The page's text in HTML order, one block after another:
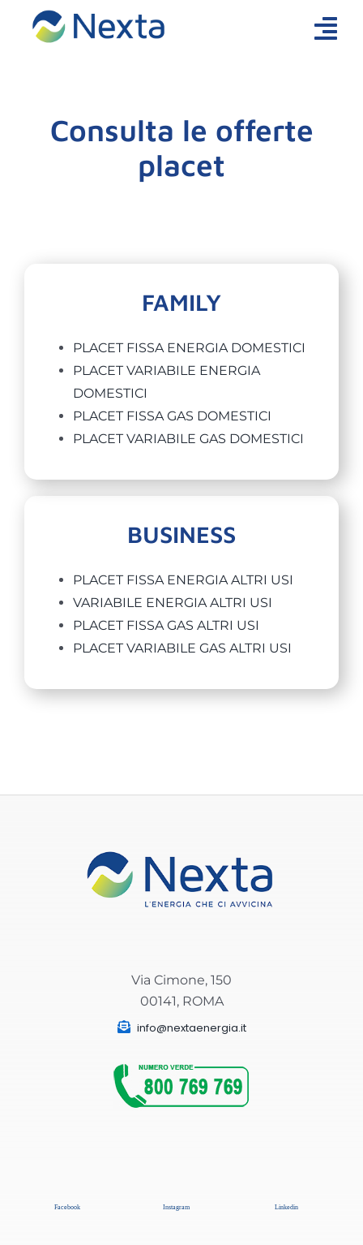
I PianiConsulta le offerte
placet
FAMILY
PLACET FISSA ENERGIA DOMESTICI
PLACET VARIABILE ENERGIA
DOMESTICI
PLACET FISSA GAS DOMESTICI
PLACET VARIABILE GAS DOMESTICI
BUSINESS
PLACET FISSA ENERGIA ALTRI USI
VARIABILE ENERGIA ALTRI USI
PLACET FISSA GAS ALTRI USI
PLACET VARIABILE GAS ALTRI USI
Via Cimone, 150
00141, ROMA
info@nextaenergia.it